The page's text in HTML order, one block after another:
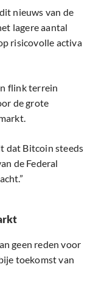
nieuws van de
lagere aantal
risicovolle activa
flink terrein
de grote
dat Bitcoin steeds
de Federal
geen reden voor
toekomst van